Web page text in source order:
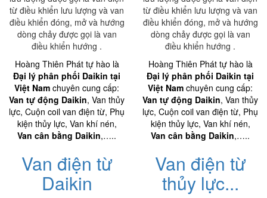
từ điều khiển lưu lượng và van
điều khiển đóng, mở và hướng
dòng chảy được gọi là van
điều khiển hướng .
Hoàng Thiên Phát tự hào là
Đại lý phân phối Daikin tại
Việt Nam chuyên cung cấp:
Van tự động Daikin, Van thủy
lực, Cuộn coil van điện từ, Phụ
kiện thủy lực, Van khí nén,
Van cân bằng Daikin,…..
Van điện từ
Daikin
từ điều khiển lưu lượng và van
điều khiển đóng, mở và hướng
dòng chảy được gọi là van
điều khiển hướng .
Hoàng Thiên Phát tự hào là
Đại lý phân phối Daikin tại
Việt Nam chuyên cung cấp:
Van tự động Daikin, Van thủy
lực, Cuộn coil van điện từ, Phụ
kiện thủy lực, Van khí nén,
Van cân bằng Daikin,…..
Van điện từ
thủy lực...